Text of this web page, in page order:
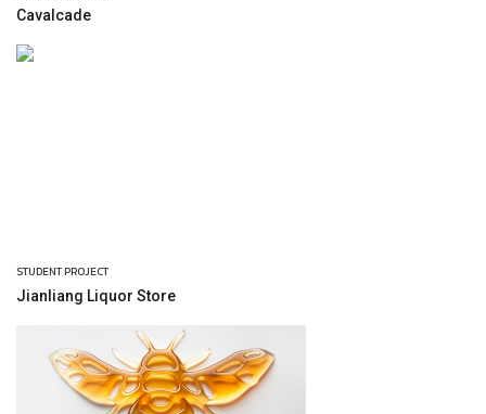
Cavalcade
STUDENT PROJECT
Jianliang Liquor Store